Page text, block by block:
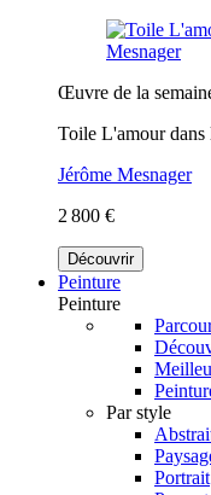
Œuvre de la
Toile L'amour dans
Jérôme Mesnager
2 800 €
Découvrir
Peinture
Peinture
Par style
Portrait